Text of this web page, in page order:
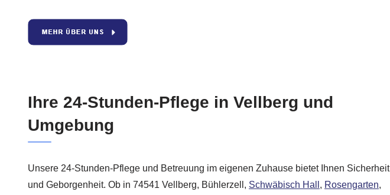
Ihre 24-Stunden-Pflege in Vellberg und
Umgebung
Unsere 24-Stunden-Pflege und Betreuung im eigenen Zuhause bietet Ihnen Sicherheit
und Geborgenheit. Ob in 74541 Vellberg, Bühlerzell, Schwäbisch Hall , Rosengarten,